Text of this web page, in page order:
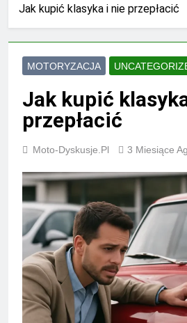
Jak kupić klasyka i nie przepłacić
MOTORYZACJA
Jak kupić
przepłacić
Moto-Dyskusje.pl 3 Miesiące